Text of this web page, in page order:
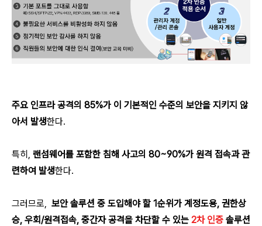
주요 인프라 공격의 85%가 이 기본적인 수준의 보안을 지키지 않
아서 발생한다.
특히, 랜섬웨어를 포함한 침해 사고의 80~90%가 원격 접속과 관
련하여 발생한다.
그러므로, 보안 솔루션 중 도입해야 할 1순위가 계정도용, 권한상
승, 우회/원격접속, 중간자 공격을 차단할 수 있는 2차 인증 솔루션